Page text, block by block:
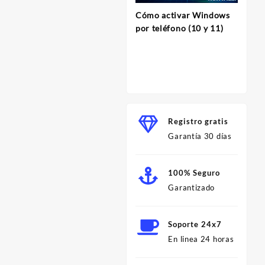
Cómo activar Windows
por teléfono (10 y 11)
Registro gratis
Garantía 30 días
100% Seguro
Garantizado
Soporte 24x7
En linea 24 horas